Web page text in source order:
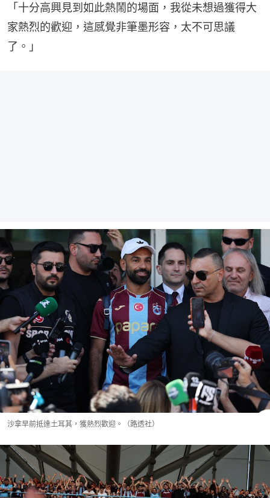
「十分高興見到如此熱鬧的場面，我從未想過獲得大
家熱烈的歡迎，這感覺非筆墨形容，太不可思議
了。」
沙拿早前抵達土耳其，獲熱烈歡迎。（路透社）